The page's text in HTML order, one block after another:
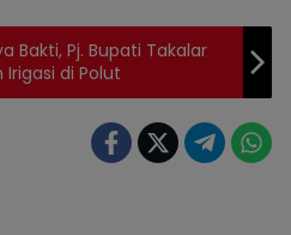
Bakti, Pj. Bupati Takalar
Irigasi di Polut